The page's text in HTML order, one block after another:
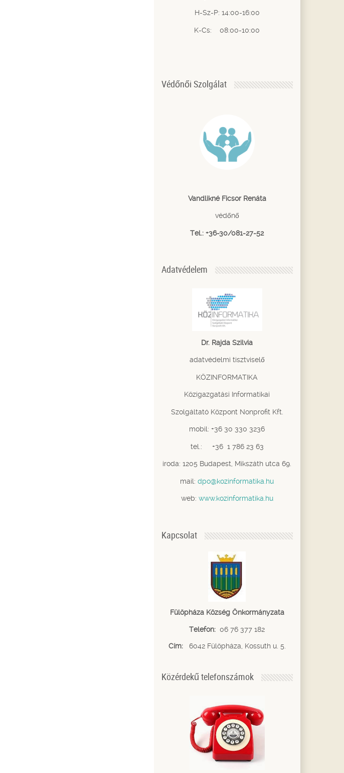
H-Sz-P: 14:00-16:00
K-Cs: 08:00-10:00
Védőnői Szolgálat
Vandlikné Ficsor Renáta
védőnő
Tel.: +36-30/081-27-52
Adatvédelem
Dr. Rajda Szilvia
adatvédelmi tisztviselő
KÖZINFORMATIKA
Közigazgatási Informatikai
Szolgáltató Központ Nonprofit Kft.
mobil: +36 30 330 3236
tel.: +36 1 786 23 63
iroda: 1205 Budapest, Mikszáth utca 69.
mail:dpo@kozinformatika.hu
web: www.kozinformatika.hu
Kapcsolat
Fülöpháza Község Önkormányzata
Telefon: 06 76 377 182
Cím: 6042 Fülöpháza, Kossuth u. 5.
Közérdekű telefonszámok